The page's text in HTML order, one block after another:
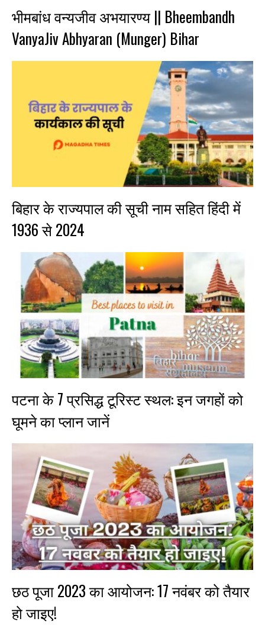
भीमबांध वन्यजीव अभयारण्य || Bheembandh
VanyaJiv Abhyaran (Munger) Bihar
बिहार के राज्यपाल की सूची नाम सहित हिंदी में
1936 से 2024
पटना के 7 प्रसिद्ध टूरिस्ट स्थल: इन जगहों को
घूमने का प्लान जानें
छठ पूजा 2023 का आयोजन: 17 नवंबर को तैयार
हो जाइए!